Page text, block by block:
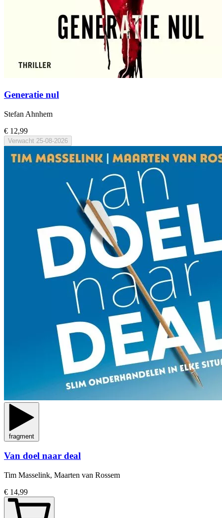
Generatie nul
Stefan Ahnhem
€ 12,99
Verwacht 25-08-2026
fragment
Van doel naar deal
Tim Masselink, Maarten van Rossem
€ 14,99